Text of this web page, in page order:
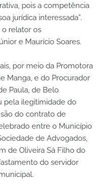
pois a competência
jurídica interessada”.
relator os
e Maurício Soares.
por meio da Promotora
Manga, e do Procurador
Paula, de Belo
pela ilegitimidade do
do contrato de
entre o Município
de Advogados,
de Oliveira Sá Filho do
do servidor